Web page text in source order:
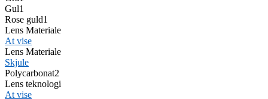
Gul1
Rose guld1
Lens Materiale
At vise
Lens Materiale
Skjule
Polycarbonat2
Lens teknologi
At vise